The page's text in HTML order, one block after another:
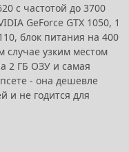
с частотой до 3700
GeForce GTX 1050, 1
блок питания на 400
случае узким местом
2 ГБ ОЗУ и самая
- она дешевле
и не годится для